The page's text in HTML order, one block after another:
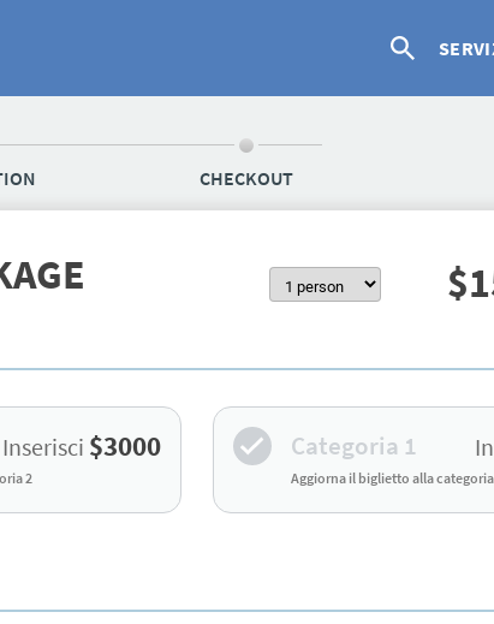
CHECKOUT
$
Inserisci $3000
2
Categoria 1
Aggiorna il biglietto alla